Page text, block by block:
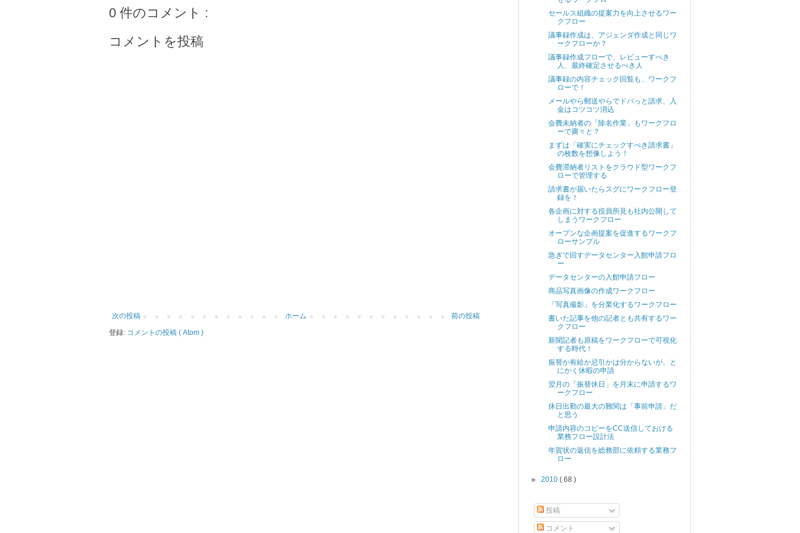
0 件のコメント :
コメントを投稿
次の投稿 前の投稿
ホーム
登録: コメントの投稿 ( Atom )
セールス組織の提案力を向上させるワー
クフロー
議事録作成は、アジェンダ作成と同じワ
ークフローか？
議事録作成フローで、レビューすべき
人、最終確定させるべき人
議事録の内容チェック回覧も、ワークフ
ローで！
メールやら郵送やらでドバっと請求、入
金はコツコツ消込
会費未納者の「除名作業」もワークフロ
ーで粛々と？
まずは「確実にチェックすべき請求書」
の枚数を想像しよう！
会費滞納者リストをクラウド型ワークフ
ローで管理する
請求書が届いたらスグにワークフロー登
録を！
各企画に対する役員所見も社内公開して
しまうワークフロー
オープンな企画提案を促進するワークフ
ローサンプル
急ぎで回すデータセンター入館申請フロ
ー
データセンターの入館申請フロー
商品写真画像の作成ワークフロー
「写真撮影」を分業化するワークフロー
書いた記事を他の記者とも共有するワー
クフロー
新聞記者も原稿をワークフローで可視化
する時代！
振替か有給か忌引かは分からないが、と
にかく休暇の申請
翌月の「振替休日」を月末に申請するワ
ークフロー
休日出勤の最大の難関は「事前申請」だ
と思う
申請内容のコピーをCC送信しておける
業務フロー設計法
年賀状の返信を総務部に依頼する業務フ
ロー
► 2010 ( 68 )
投稿
コメント